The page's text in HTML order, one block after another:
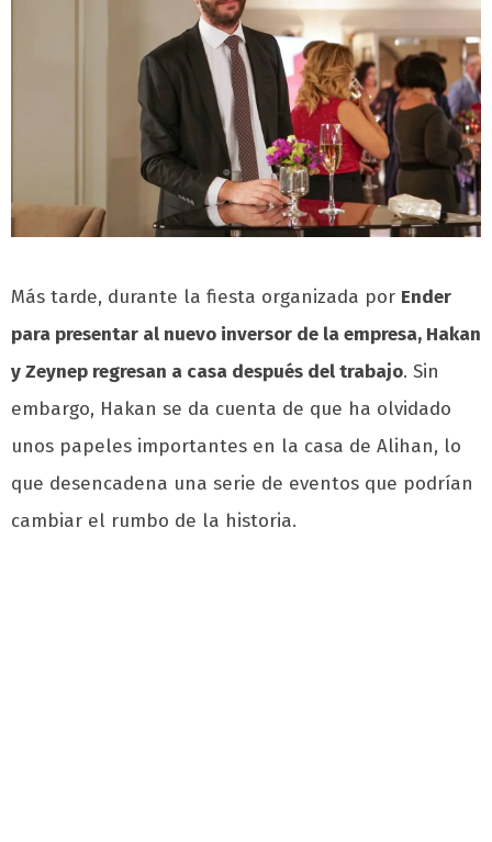
Más tarde, durante la fiesta organizada por Ender
para presentar al nuevo inversor de la empresa, Hakan
y Zeynep regresan a casa después del trabajo. Sin
embargo, Hakan se da cuenta de que ha olvidado
unos papeles importantes en la casa de Alihan, lo
que desencadena una serie de eventos que podrían
cambiar el rumbo de la historia.